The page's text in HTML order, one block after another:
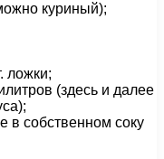
куриный);
ложки;
(здесь и далее
в собственном соку